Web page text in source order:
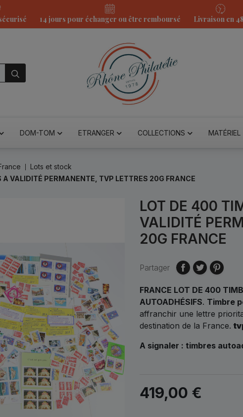
14 jours pour échanger ou être remboursé Livraison en
DOM-TOM ETRANGER COLLECTIONS MATÉRIEL
Lots et stock
VALIDITÉ PERMANENTE, TVP LETTRES 20G FRANCE
LOT DE 400
VALIDITÉ
20G FRANCE
Partager
FRANCE LOT DE 400
AUTOADHÉSIFS. Timbre
affranchir une lettre
destination de la France.
A signaler : timbres
419,00 €